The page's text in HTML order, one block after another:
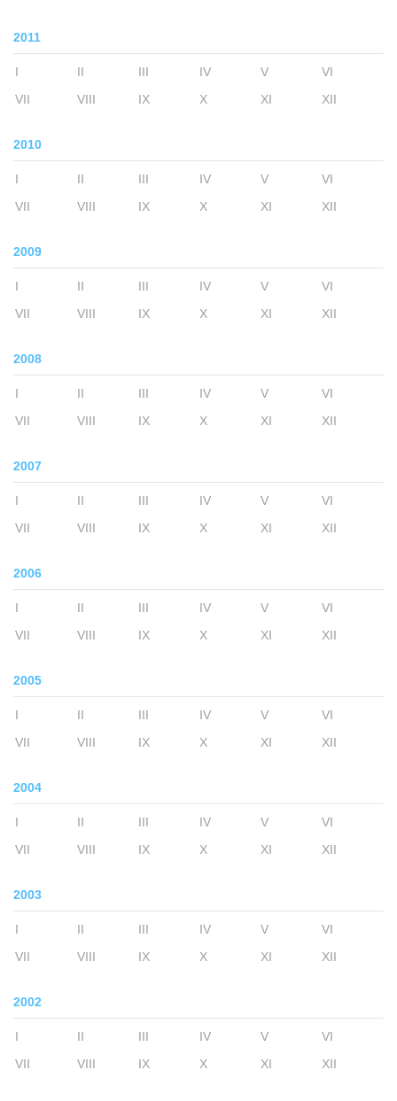
2011
I II III IV V
VI
VII
VIII IX X XI XII
2010
I II III IV V
VI
VII
VIII IX X XI XII
2009
I II III IV V
VI
VII
VIII IX X XI XII
2008
I II III IV V
VI
VII
VIII IX X XI XII
2007
I II III IV V
VI
VII
VIII IX X XI XII
2006
I II III IV V
VI
VII
VIII IX X XI XII
2005
I II III IV V
VI
VII
VIII IX X XI XII
2004
I II III IV V
VI
VII
VIII IX X XI XII
2003
I II III IV V
VI
VII
VIII IX X XI XII
2002
I II III IV V
VI
VII
VIII IX X XI XII